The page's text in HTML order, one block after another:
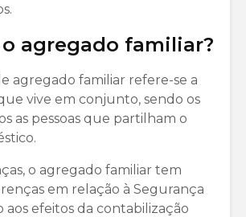
agregado familiar?
agregado familiar refere-se a
vive em conjunto, sendo os
as pessoas que partilham o
o agregado familiar tem
em relação à Segurança
aos efeitos da contabilização